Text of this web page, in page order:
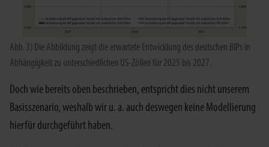
Abb. 3) Die Abbildung zeigt die erwartete Entwicklung des deutschen BIPs in
Abhängigkeit zu unterschiedlichen US-Zöllen für 2025 bis 2027.
Doch wie bereits oben beschrieben, entspricht dies nicht unserem
Basisszenario, weshalb wir u. a. auch deswegen keine Modellierung
hierfür durchgeführt haben.